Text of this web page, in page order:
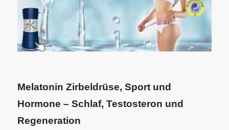
Melatonin Zirbeldrüse, Sport und
Hormone – Schlaf, Testosteron und
Regeneration